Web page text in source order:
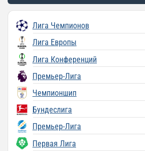
Лига Чемпионов
Лига Европы
Лига Конференций
Премьер-Лига
Чемпионшип
Бундеслига
Премьер-Лига
Первая Лига